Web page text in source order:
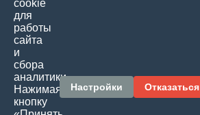
Дополнительно
Подарочные сертификаты
Товары со скидкой
Личный кабинет
cookie
для
работы
сайта
и
сбора
аналитики.
Нажимая
кнопку
Настройки Отказаться